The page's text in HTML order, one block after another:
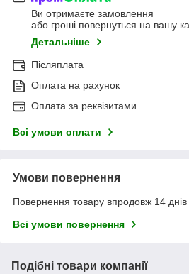
Ви отримаєте замовлення
або гроші повернуться на вашу
Детальніше
Післяплата
Оплата на рахунок
Оплата за реквізитами
Всі умови оплати
Умови повернення
Повернення товару впродовж 14
Всі умови повернення
Подібні товари компанії